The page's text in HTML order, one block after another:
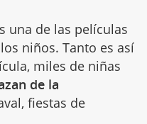
una de las películas
niños. Tanto es así
miles de niñas
de la
fiestas de